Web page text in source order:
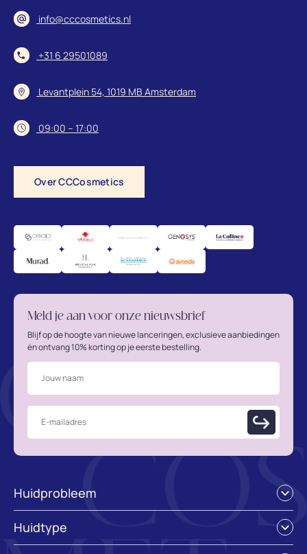
info@cccosmetics.nl
+31 6 29501089
Levantplein 54, 1019 MB Amsterdam
09:00 – 17:00
Over CCCosmetics
Meld je aan voor onze nieuwsbrief
Blijf op de hoogte van nieuwe lanceringen, exclusieve aanbiedingen
én ontvang 10% korting op je eerste bestelling.
Huidprobleem
Acne / jeugdpuistjes
Doffe en vale huid
Huidtype
Droge huid